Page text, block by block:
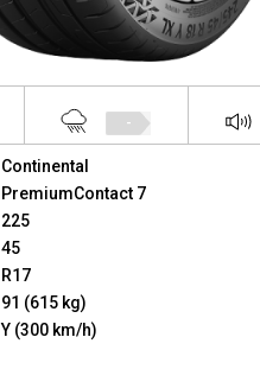
-
Continental
PremiumContact 7
225
45
R17
91 (615 kg)
Y (300 km/h)